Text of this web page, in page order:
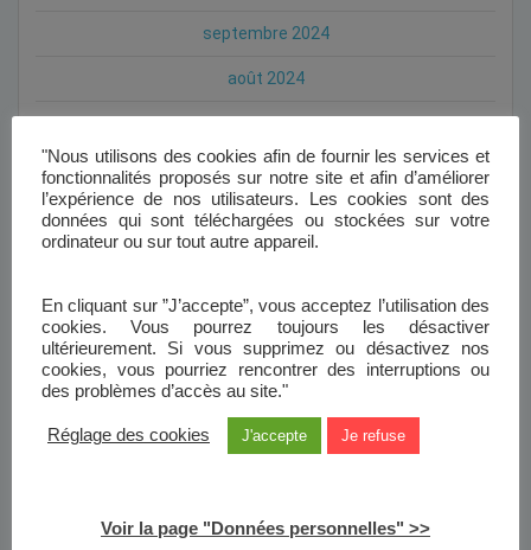
septembre 2024
août 2024
mai 2024
avril 2024
novembre 2023
octobre 2023
septembre 2023
août 2023
avril 2023
"Nous utilisons des cookies afin de fournir les services et
fonctionnalités proposés sur notre site et afin d’améliorer
l’expérience de nos utilisateurs. Les cookies sont des
données qui sont téléchargées ou stockées sur votre
ordinateur ou sur tout autre appareil.
En cliquant sur ”J’accepte”, vous acceptez l’utilisation des
cookies. Vous pourrez toujours les désactiver
ultérieurement. Si vous supprimez ou désactivez nos
cookies, vous pourriez rencontrer des interruptions ou
des problèmes d’accès au site."
Réglage des cookies J'accepte Je refuse
Voir la page "Données personnelles" >>